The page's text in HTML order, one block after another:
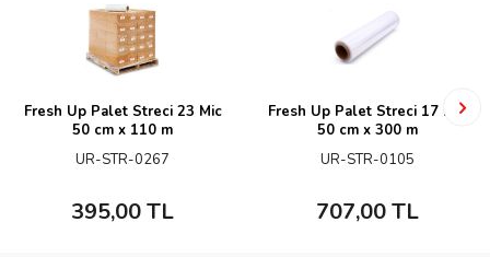
Fresh Up Palet Streci 23 Mic
50 cm x 110 m
UR-STR-0267
395,00TL
Fresh Up Palet Streci 17 Mic
50 cm x 300 m
UR-STR-0105
707,00TL